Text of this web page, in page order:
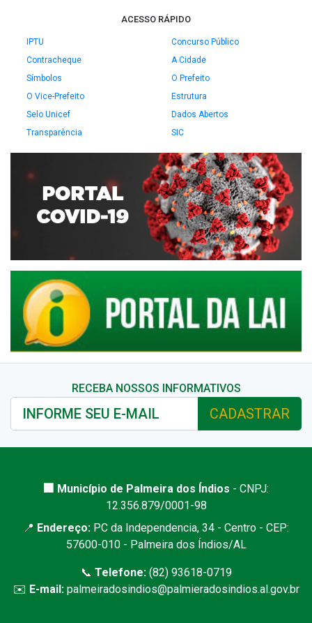
ACESSO RÁPIDO
IPTU
Concurso Público
Contracheque
A Cidade
Símbolos
O Prefeito
O Vice-Prefeito
Estrutura
Selo Unicef
Dados Abertos
Transparência
SIC
RECEBA NOSSOS INFORMATIVOS
CADASTRAR
🏢 Município de Palmeira dos Índios - CNPJ:
12.356.879/0001-98
📍 Endereço: PC da Independencia, 34 - Centro - CEP:
57600-010 - Palmeira dos Índios/AL
📞 Telefone:(82) 93618-0719
✉️ E-mail: palmeiradosindios@palmieradosindios.al.gov.br